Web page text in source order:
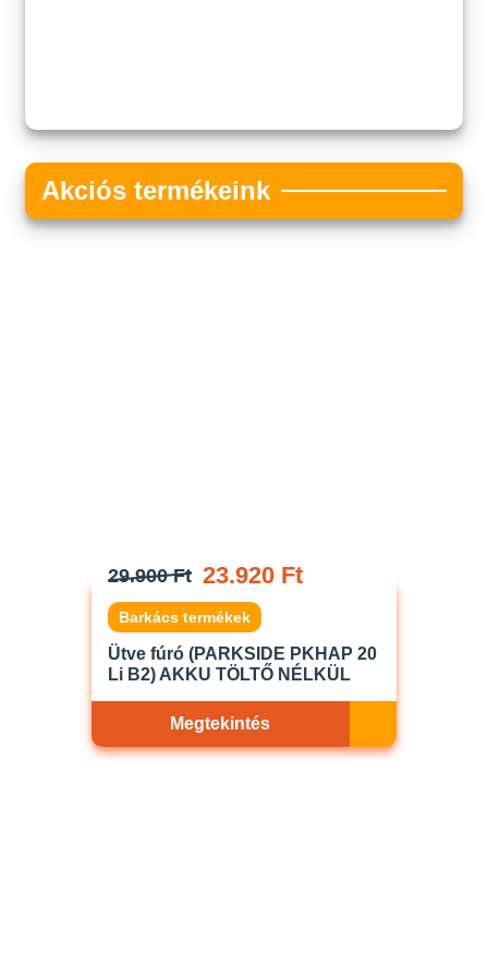
Akciós termékeink
29.900 Ft 23.920 Ft
Barkács termékek
Ütve fúró (PARKSIDE PKHAP 20
Li B2) AKKU TÖLTŐ NÉLKÜL
Megtekintés